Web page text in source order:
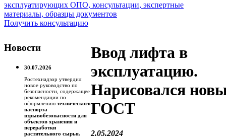
Получить консультацию
Новости
30.07.2026
Ростехнадзор утвердил
новое руководство по
безопасности, содержащее
рекомендации по
оформлению технического
паспорта
взрывобезопасности для
объектов хранения и
переработки
растительного сырья.
Ввод лифта в
эксплуатацию.
Нарисовался
ГОСТ
2.05.2024